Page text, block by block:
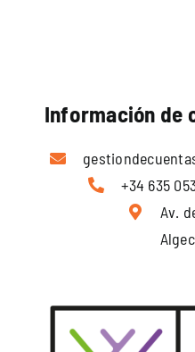
Información de
+34 635
Av.